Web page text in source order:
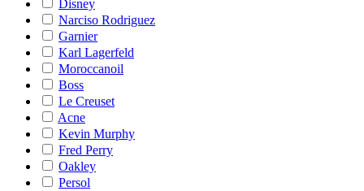
Disney
Narciso Rodriguez
Garnier
Karl Lagerfeld
Moroccanoil
Boss
Le Creuset
Acne
Kevin Murphy
Fred Perry
Oakley
Persol